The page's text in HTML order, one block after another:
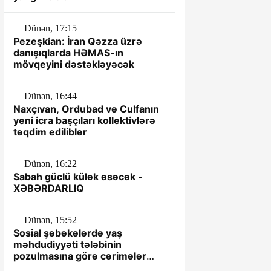
Dünən, 17:15
Pezeşkian: İran Qəzza üzrə
danışıqlarda HƏMAS-ın
mövqeyini dəstəkləyəcək
Dünən, 16:44
Naxçıvan, Ordubad və Culfanın
yeni icra başçıları kollektivlərə
təqdim ediliblər
Dünən, 16:22
Sabah güclü külək əsəcək -
XƏBƏRDARLIQ
Dünən, 15:52
Sosial şəbəkələrdə yaş
məhdudiyyəti tələbinin
pozulmasına görə cərimələr